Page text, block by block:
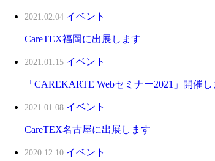
2021.02.04 イベント
CareTEX福岡に出展します
2021.01.15 イベント
「CAREKARTE Webセミナー2021」開催し
2021.01.08 イベント
CareTEX名古屋に出展します
2020.12.10 イベント